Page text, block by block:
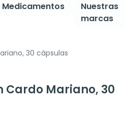
Medicamentos
Nuestras
marcas
30 cápsulas
Cardo Mariano, 30